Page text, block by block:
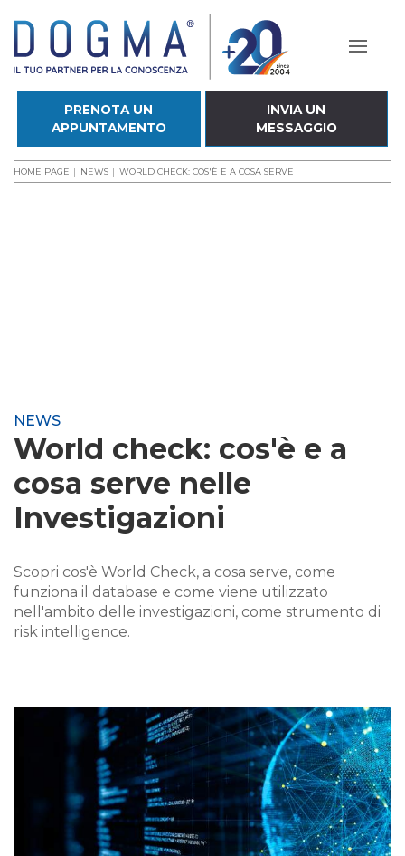
PRENOTA UN
APPUNTAMENTO
INVIA UN
MESSAGGIO
HOME PAGE NEWS WORLD CHECK: COS'È E A COSA SERVE
NEWS
World check: cos'è e a
cosa serve nelle
Investigazioni
Scopri cos'è World Check, a cosa serve, come
funziona il database e come viene utilizzato
nell'ambito delle investigazioni, come strumento di
risk intelligence.